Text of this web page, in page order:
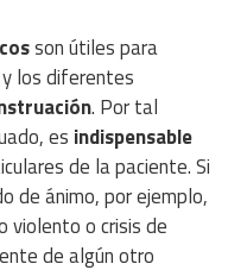
son útiles para
y los diferentes
. Por tal
es indispensable
de la paciente. Si
de ánimo, por ejemplo,
violento o crisis de
de algún otro